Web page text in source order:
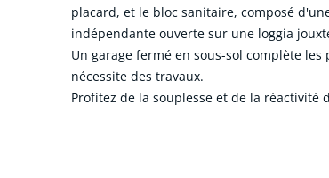
placard, et le bloc sanitaire, composé
indépendante ouverte sur une loggia
Un garage fermé en sous-sol complète
nécessite des travaux.
Profitez de la souplesse et de la